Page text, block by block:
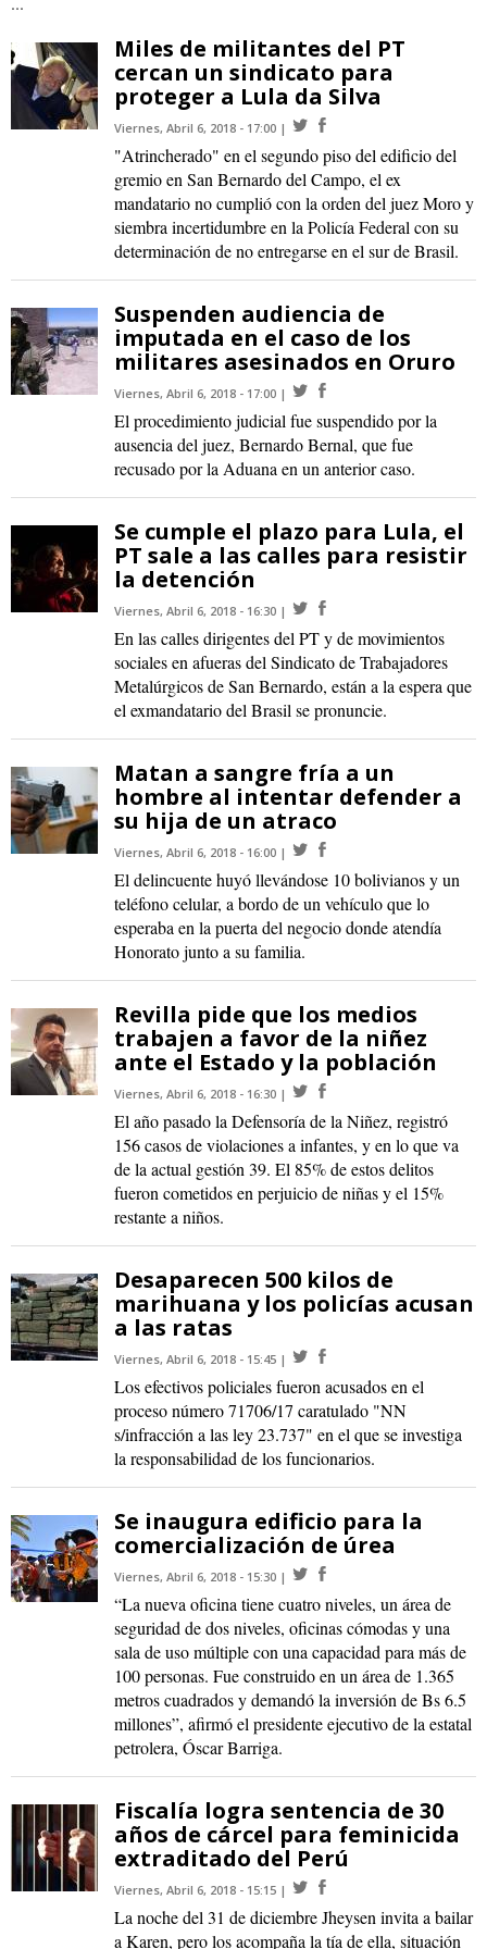
Miles de militantes del PT
cercan un sindicato para
proteger a Lula da Silva
Viernes, Abril 6, 2018 - 17:00
"Atrincherado" en el segundo piso del edificio del
gremio en San Bernardo del Campo, el ex
mandatario no cumplió con la orden del juez Moro y
siembra incertidumbre en la Policía Federal con su
determinación de no entregarse en el sur de Brasil.
Suspenden audiencia de
imputada en el caso de los
militares asesinados en Oruro
Viernes, Abril 6, 2018 - 17:00
El procedimiento judicial fue suspendido por la
ausencia del juez, Bernardo Bernal, que fue
recusado por la Aduana en un anterior caso.
Se cumple el plazo para Lula, el
PT sale a las calles para resistir
la detención
Viernes, Abril 6, 2018 - 16:30
En las calles dirigentes del PT y de movimientos
sociales en afueras del Sindicato de Trabajadores
Metalúrgicos de San Bernardo, están a la espera que
el exmandatario del Brasil se pronuncie.
Matan a sangre fría a un
hombre al intentar defender a
su hija de un atraco
Viernes, Abril 6, 2018 - 16:00
El delincuente huyó llevándose 10 bolivianos y un
teléfono celular, a bordo de un vehículo que lo
esperaba en la puerta del negocio donde atendía
Honorato junto a su familia.
Revilla pide que los medios
trabajen a favor de la niñez
ante el Estado y la población
Viernes, Abril 6, 2018 - 16:30
El año pasado la Defensoría de la Niñez, registró
156 casos de violaciones a infantes, y en lo que va
de la actual gestión 39. El 85% de estos delitos
fueron cometidos en perjuicio de niñas y el 15%
restante a niños.
Desaparecen 500 kilos de
marihuana y los policías acusan
a las ratas
Viernes, Abril 6, 2018 - 15:45
Los efectivos policiales fueron acusados en el
proceso número 71706/17 caratulado "NN
s/infracción a las ley 23.737" en el que se investiga
la responsabilidad de los funcionarios.
Se inaugura edificio para la
comercialización de úrea
Viernes, Abril 6, 2018 - 15:30
“La nueva oficina tiene cuatro niveles, un área de
seguridad de dos niveles, oficinas cómodas y una
sala de uso múltiple con una capacidad para más de
100 personas. Fue construido en un área de 1.365
metros cuadrados y demandó la inversión de Bs 6.5
millones”, afirmó el presidente ejecutivo de la estatal
petrolera, Óscar Barriga.
Fiscalía logra sentencia de 30
años de cárcel para feminicida
extraditado del Perú
Viernes, Abril 6, 2018 - 15:15
La noche del 31 de diciembre Jheysen invita a bailar
a Karen, pero los acompaña la tía de ella, situación